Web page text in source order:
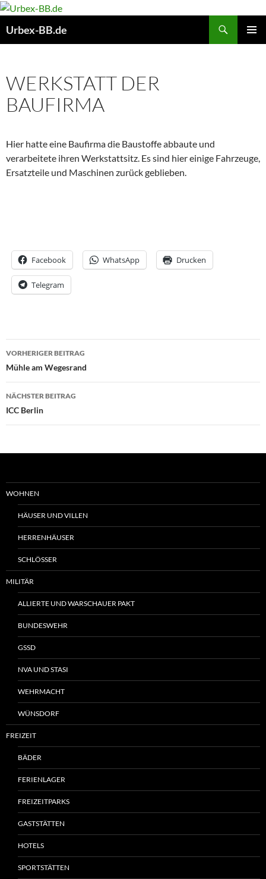
Urbex-BB.de
WERKSTATT DER
BAUFIRMA
Hier hatte eine Baufirma die Baustoffe abbaute und
verarbeitete ihren Werkstattsitz. Es sind hier einige Fahrzeuge,
Ersatzteile und Maschinen zurück geblieben.
Facebook WhatsApp Drucken
Telegram
Beitrags-
Navigation
VORHERIGER BEITRAG
Mühle am Wegesrand
NÄCHSTER BEITRAG
ICC Berlin
WOHNEN
HÄUSER UND VILLEN
HERRENHÄUSER
SCHLÖSSER
MILITÄR
ALLIERTE UND WARSCHAUER PAKT
BUNDESWEHR
GSSD
NVA UND STASI
WEHRMACHT
WÜNSDORF
FREIZEIT
BÄDER
FERIENLAGER
FREIZEITPARKS
GASTSTÄTTEN
HOTELS
SPORTSTÄTTEN